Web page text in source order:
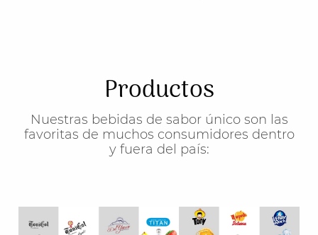
Productos
Nuestras bebidas de sabor único son las
favoritas de muchos consumidores dentro
y fuera del país: